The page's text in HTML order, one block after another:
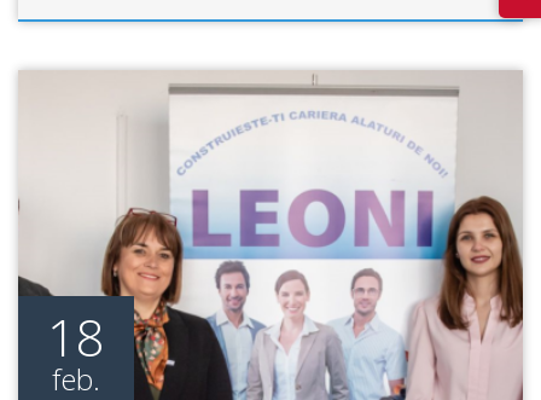
18
feb.